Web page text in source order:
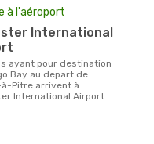
à l'aéroport
Bay au depart de
Pitre arrivent à
International Airport